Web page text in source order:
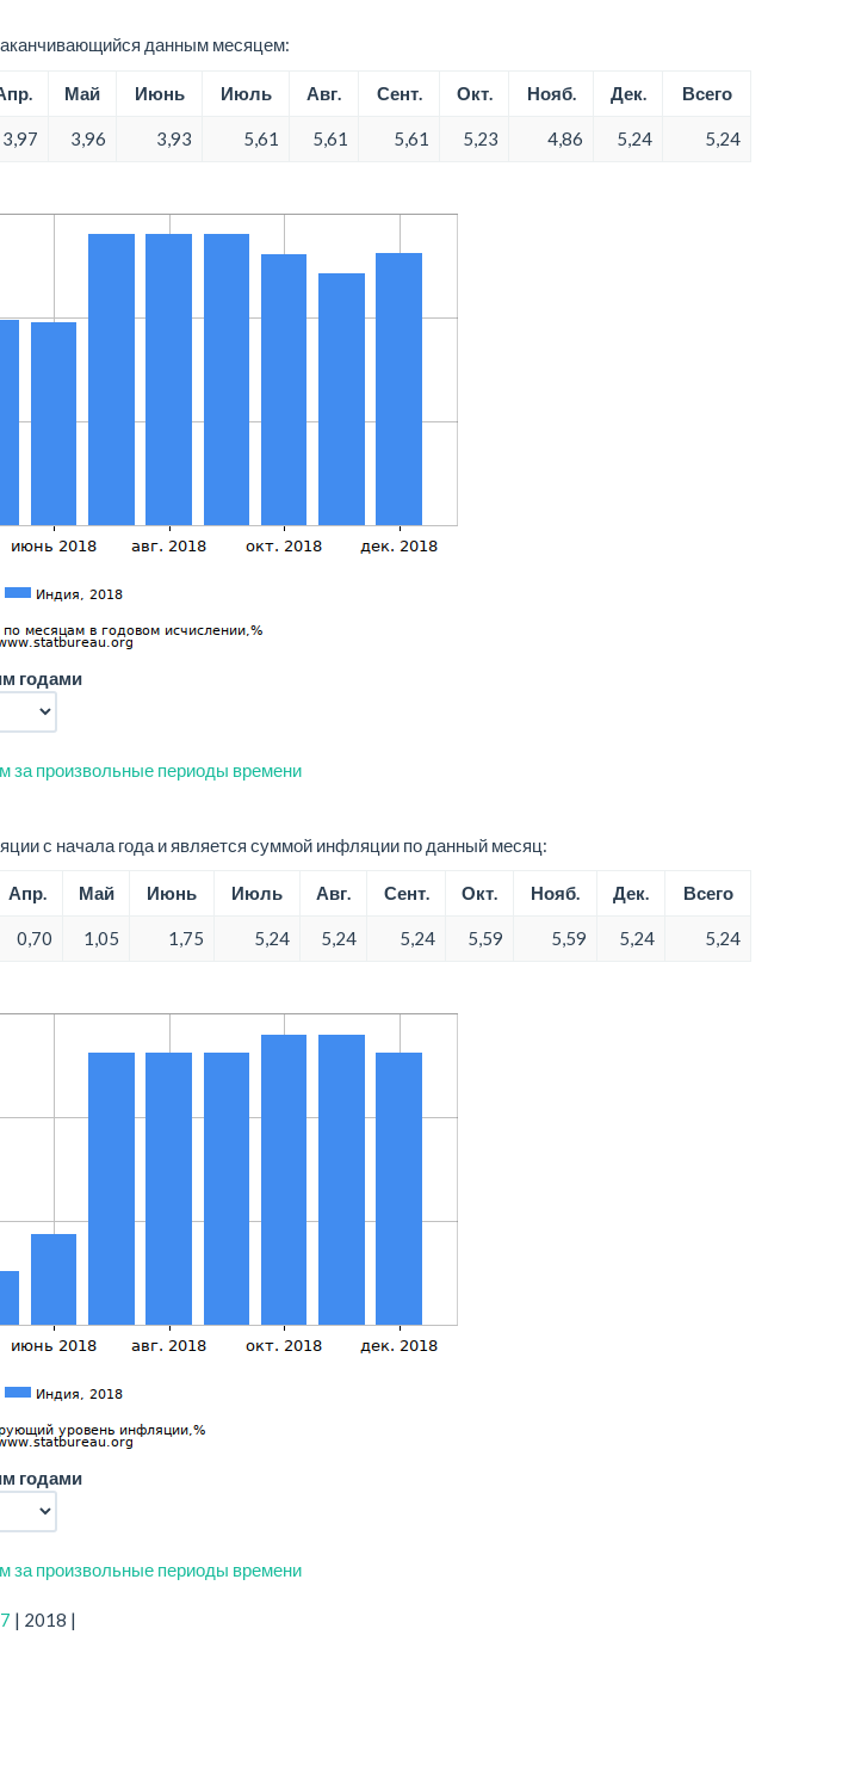
данным месяцем:
Май Июнь Июль Авг. Сент. Окт. Нояб. Дек. Всего
3,97 3,96 3,93 5,61 5,61 5,61 5,23 4,86 5,24 5,24
годами
за произвольные периоды времени
с начала года и является суммой инфляции по данный месяц:
Апр. Май Июнь Июль Авг. Сент. Окт. Нояб. Дек. Всего
0,70 1,05 1,75 5,24 5,24 5,24 5,59 5,59 5,24 5,24
годами
за произвольные периоды времени
| 2018 |